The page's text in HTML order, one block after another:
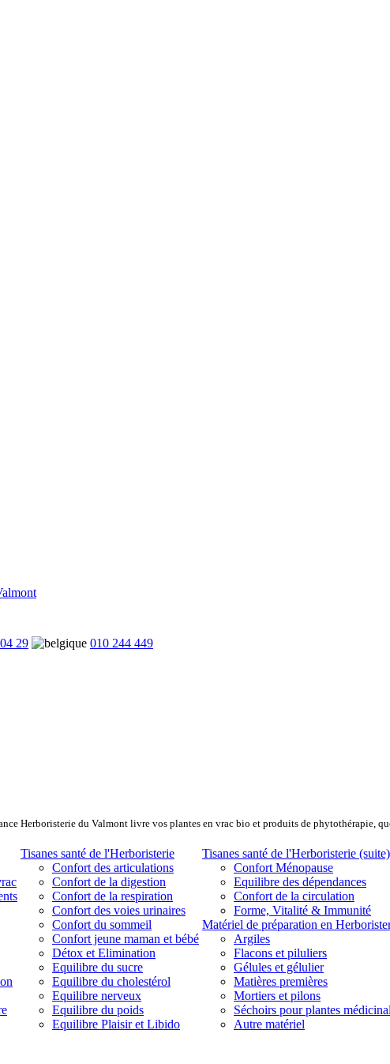
29
010 244 449
Herboristerie du Valmont livre vos plantes en vrac bio et produits de phytothérapie,
Tisanes santé de l'Herboristerie
Confort des articulations
Confort de la digestion
Confort de la respiration
Confort des voies urinaires
Confort du sommeil
Confort jeune maman et bébé
Détox et Elimination
Equilibre du sucre
Equilibre du cholestérol
Equilibre nerveux
Equilibre du poids
Equilibre Plaisir et Libido
Tisanes santé de l'Herboristerie (suite)
Confort Ménopause
Equilibre des dépendances
Confort de la circulation
Forme, Vitalité & Immunité
Matériel de préparation en
Argiles
Flacons et piluliers
Gélules et gélulier
Matières premières
Mortiers et pilons
Séchoirs pour plantes
Autre matériel